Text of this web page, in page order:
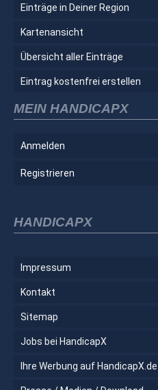
Einträge in Deiner Region
Kartenansicht
Übersicht aller Einträge
Eintrag kostenfrei erstellen
MEIN HANDICAPX
Anmelden
Registrieren
HANDICAPX
Impressum
Kontakt
Sitemap
Jobs bei HandicapX
Ihre Werbung auf HandicapX.de